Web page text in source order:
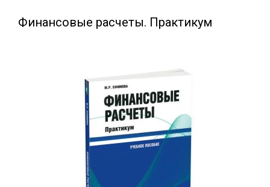
Финансовые расчеты. Практикум